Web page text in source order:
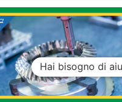
Hai bisogno di